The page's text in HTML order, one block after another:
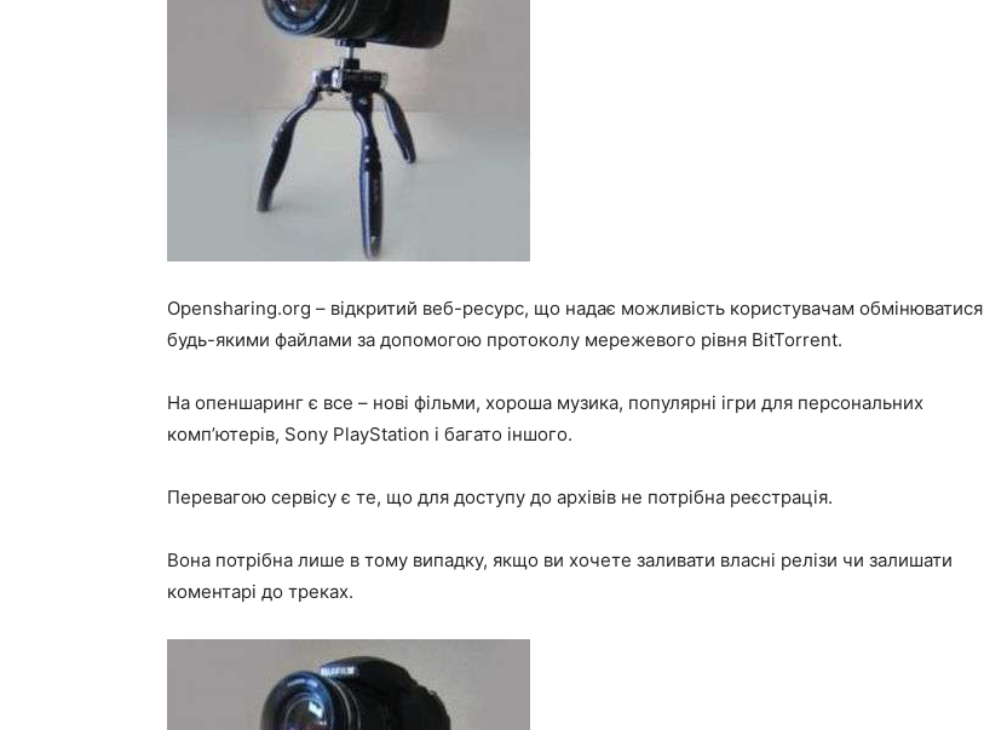
Opensharing.org – відкритий веб-ресурс, що надає можливість користувачам обмінюватися
будь-якими файлами за допомогою протоколу мережевого рівня BitTorrent.
На опеншаринг є все – нові фільми, хороша музика, популярні ігри для персональних
комп’ютерів, Sony PlayStation і багато іншого.
Перевагою сервісу є те, що для доступу до архівів не потрібна реєстрація.
Вона потрібна лише в тому випадку, якщо ви хочете заливати власні релізи чи залишати
коментарі до треках.